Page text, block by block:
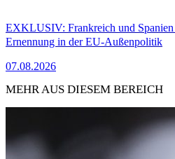
EXKLUSIV: Frankreich und Spanien
Ernennung in der EU-Außenpolitik
07.08.2026
MEHR AUS DIESEM BEREICH